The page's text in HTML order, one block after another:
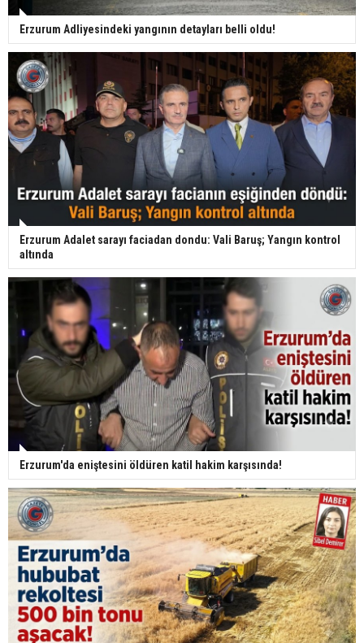
Erzurum Adliyesindeki yangının detayları belli oldu!
Erzurum Adalet sarayı faciadan dondu: Vali Baruş; Yangın kontrol
altında
Erzurum'da eniştesini öldüren katil hakim karşısında!